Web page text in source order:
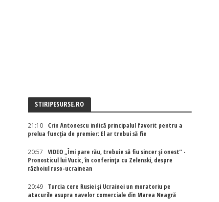
STIRIPESURSE.RO
21:10
Crin Antonescu indică principalul favorit pentru a
prelua funcția de premier: El ar trebui să fie
20:57
VIDEO „Îmi pare rău, trebuie să fiu sincer și onest” -
Pronosticul lui Vucic, în conferința cu Zelenski, despre
războiul ruso-ucrainean
20:49
Turcia cere Rusiei și Ucrainei un moratoriu pe
atacurile asupra navelor comerciale din Marea Neagră